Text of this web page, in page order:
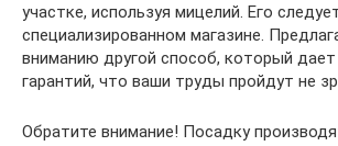
участке, используя мицелий. Его
специализированном магазине.
вниманию другой способ, который
гарантий, что ваши труды пройдут не
Обратите внимание! Посадку